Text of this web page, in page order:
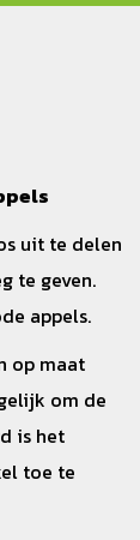
uit te delen
te geven.
appels.
op maat
om de
is het
toe te